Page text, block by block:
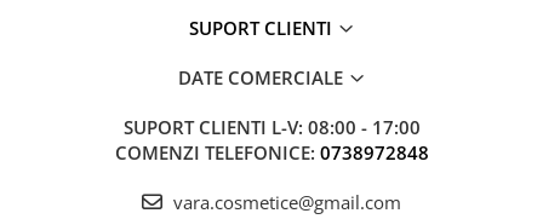
SUPORT CLIENTI
DATE COMERCIALE
SUPORT CLIENTI L-V: 08:00 - 17:00
COMENZI TELEFONICE: 0738972848
vara.cosmetice@gmail.com